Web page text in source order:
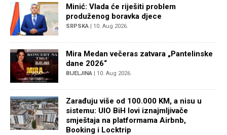
Minić: Vlada će riješiti problem
produženog boravka djece
SRPSKA | 10. Aug 2026.
Mira Medan večeras zatvara „Pantelinske
dane 2026“
BIJELJINA | 10. Aug 2026.
Zarađuju više od 100.000 KM, a nisu u
sistemu: UIO BiH lovi iznajmljivače
smještaja na platformama Airbnb,
Booking i Locktrip